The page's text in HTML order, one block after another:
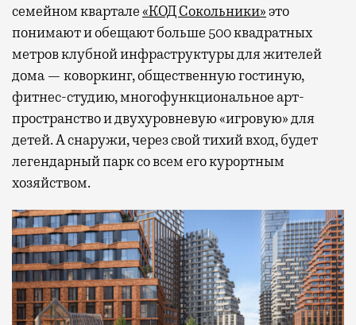
семейном квартале«КОД Сокольники»это
понимают и обещают больше 500 квадратных
метров клубной инфраструктуры для жителей
дома — коворкинг, общественную гостиную,
фитнес-студию, многофункциональное арт-
пространство и двухуровневую «игровую» для
детей. А снаружи, через свой тихий вход, будет
легендарный парк со всем его курортным
хозяйством.